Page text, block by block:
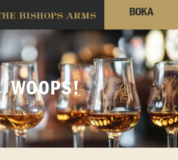
BOKA
WOOPS!